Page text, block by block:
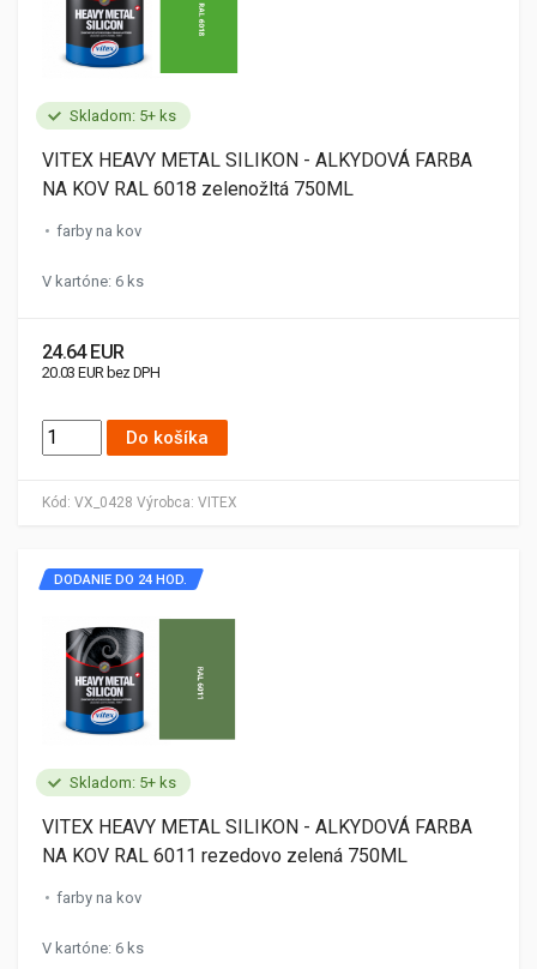
Skladom: 5+ ks
Kód: VX_0428 Výrobca: VITEX
VITEX HEAVY METAL SILIKON - ALKYDOVÁ FARBA
NA KOV RAL 6018 zelenožltá 750ML
farby na kov
V kartóne: 6 ks
24.64 EUR
20.03 EUR bez DPH
Do košíka
Skladom: 5+ ks
DODANIE DO 24 HOD.
VITEX HEAVY METAL SILIKON - ALKYDOVÁ FARBA
NA KOV RAL 6011 rezedovo zelená 750ML
farby na kov
V kartóne: 6 ks